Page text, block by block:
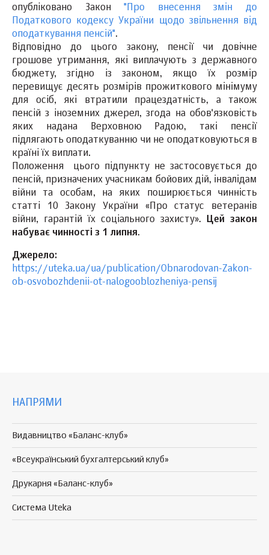
опубліковано Закон"Про внесення змін до
Податкового кодексу України щодо звільнення від
оподаткування пенсій".
Відповідно до цього закону, пенсії чи довічне
грошове утримання, які виплачують з державного
бюджету, згідно із законом, якщо їх розмір
перевищує десять розмірів прожиткового мінімуму
для осіб, які втратили працездатність, а також
пенсій з іноземних джерел, згода на обов'язковість
яких надана Верховною Радою, такі пенсії
підлягають оподаткуванню чи не оподатковуються в
країні їх виплати.
Положення цього підпункту не застосовується до
пенсій, призначених учасникам бойових дій, інвалідам
війни та особам, на яких поширюється чинність
статті 10 Закону України «Про статус ветеранів
війни, гарантій їх соціального захисту».
Цей закон
набуває чинності з 1 липня.
Джерело:
https://uteka.ua/ua/publication/Obnarodovan-Zakon-
ob-osvobozhdenii-ot-nalogooblozheniya-pensij
НАПРЯМИ
Видавництво «Баланс-клуб»
«Всеукраїнський бухгалтерський клуб»
Друкарня «Баланс-клуб»
Система Uteka